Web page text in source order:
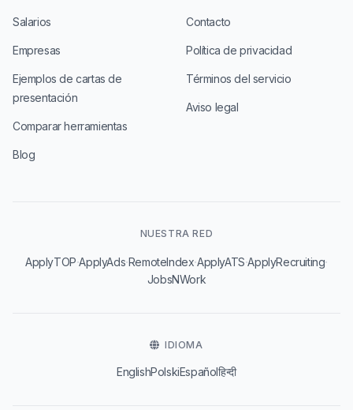
Salarios
Empresas
Ejemplos de cartas de
presentación
Comparar herramientas
Blog
Contacto
Política de privacidad
Términos del servicio
Aviso legal
NUESTRA RED
ApplyTOP·ApplyAds·RemoteIndex·ApplyATS·ApplyRecruiting·
JobsNWork
IDIOMA
EnglishPolskiEspañolहिन्दी